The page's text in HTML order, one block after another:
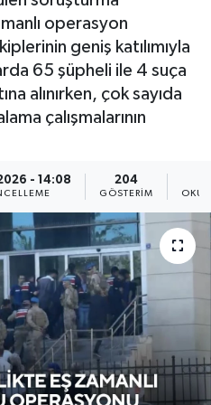
operasyon
geniş katılımıyla
65 şüpheli ile 4 suça
alınırken, çok sayıda
çalışmalarının
- 14:08 204
GÖSTERIM
LEZZETLERİ